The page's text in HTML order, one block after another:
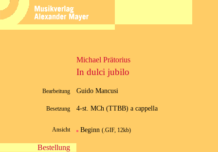
Michael Prätorius
In dulci jubilo
Bearbeitung Guido Mancusi
Besetzung 4-st. MCh (TTBB) a cappella
Ansicht Beginn (.GIF, 12kb)
Bestellung